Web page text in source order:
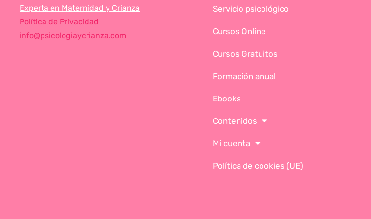
Experta en Maternidad y Crianza
Política de Privacidad
info@psicologiaycrianza.com
Servicio psicológico
Cursos Online
Cursos Gratuitos
Formación anual
Ebooks
Contenidos
Mi cuenta
Política de cookies (UE)